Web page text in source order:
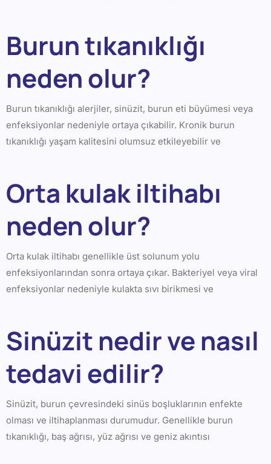
Burun tıkanıklığı
neden olur?
Burun tıkanıklığı alerjiler, sinüzit, burun eti büyümesi veya
enfeksiyonlar nedeniyle ortaya çıkabilir. Kronik burun
tıkanıklığı yaşam kalitesini olumsuz etkileyebilir ve
Orta kulak iltihabı
neden olur?
Orta kulak iltihabı genellikle üst solunum yolu
enfeksiyonlarından sonra ortaya çıkar. Bakteriyel veya viral
enfeksiyonlar nedeniyle kulakta sıvı birikmesi ve
Sinüzit nedir ve nasıl
tedavi edilir?
Sinüzit, burun çevresindeki sinüs boşluklarının enfekte
olması ve iltihaplanması durumudur. Genellikle burun
tıkanıklığı, baş ağrısı, yüz ağrısı ve geniz akıntısı